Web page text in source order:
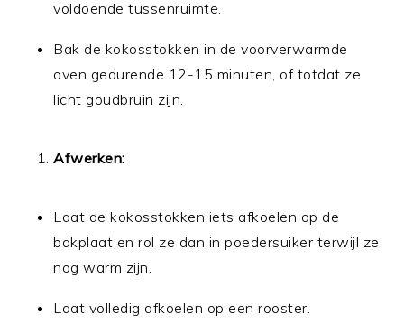
voldoende tussenruimte.
Bak de kokosstokken in de voorverwarmde
oven gedurende 12-15 minuten, of totdat ze
licht goudbruin zijn.
Afwerken:
Laat de kokosstokken iets afkoelen op de
bakplaat en rol ze dan in poedersuiker terwijl ze
nog warm zijn.
Laat volledig afkoelen op een rooster.